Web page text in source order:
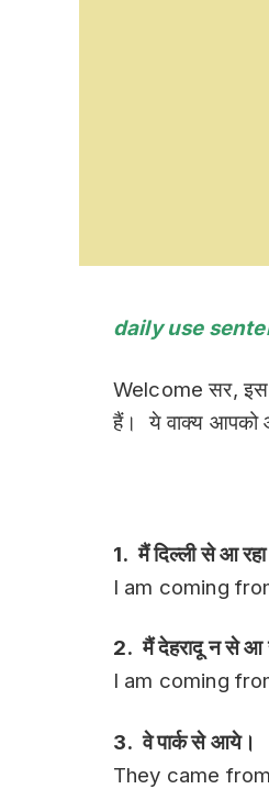
daily use
Welcome सर, इस
हैं। ये वाक्य आपको
1. मैं दिल्ली से आ
I am coming
2. मैं देहरादू न से आ
I am coming
3. वे पार्क से आये।
They came